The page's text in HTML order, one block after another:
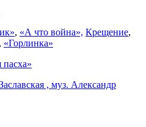
, «А что война», Крещение,
, «Горлинка»
, муз. Александр